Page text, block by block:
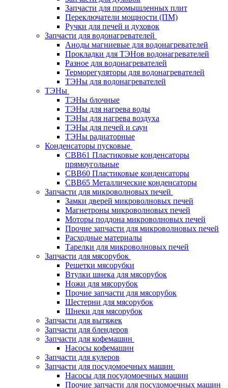
Запчасти для промышленных плит
Переключатели мощности (ПМ)
Ручки для печей и духовок
Запчасти для водонагревателей
Аноды магниевые для водонагревателей
Прокладки для ТЭНов водонагревателей
Разное для водонагревателей
Терморегуляторы для водонагревателей
ТЭНы для водонагревателей
ТЭНы
ТЭНы блочные
ТЭНы для нагрева воды
ТЭНы для нагрева воздуха
ТЭНы для печей и саун
ТЭНы радиаторные
Конденсаторы пусковые
CBB61 Пластиковые конденсаторы
прямоугольные
CBB60 Пластиковые конденсаторы
CBB65 Металлические конденсаторы
Запчасти для микроволновых печей
Замки дверей микроволновых печей
Магнетроны микроволновых печей
Моторы поддона микроволновых печей
Прочие запчасти для микроволновых печей
Расходные материалы
Тарелки для микроволновых печей
Запчасти для мясорубок
Решетки мясорубки
Втулки шнека для мясорубок
Ножи для мясорубок
Прочие запчасти для мясорубок
Шестерни для мясорубок
Шнеки для мясорубок
Запчасти для вытяжек
Запчасти для блендеров
Запчасти для кофемашин
Насосы кофемашин
Запчасти для кулеров
Запчасти для посудомоечных машин
Насосы для посудомоечных машин
Прочие запчасти для посудомоечных машин